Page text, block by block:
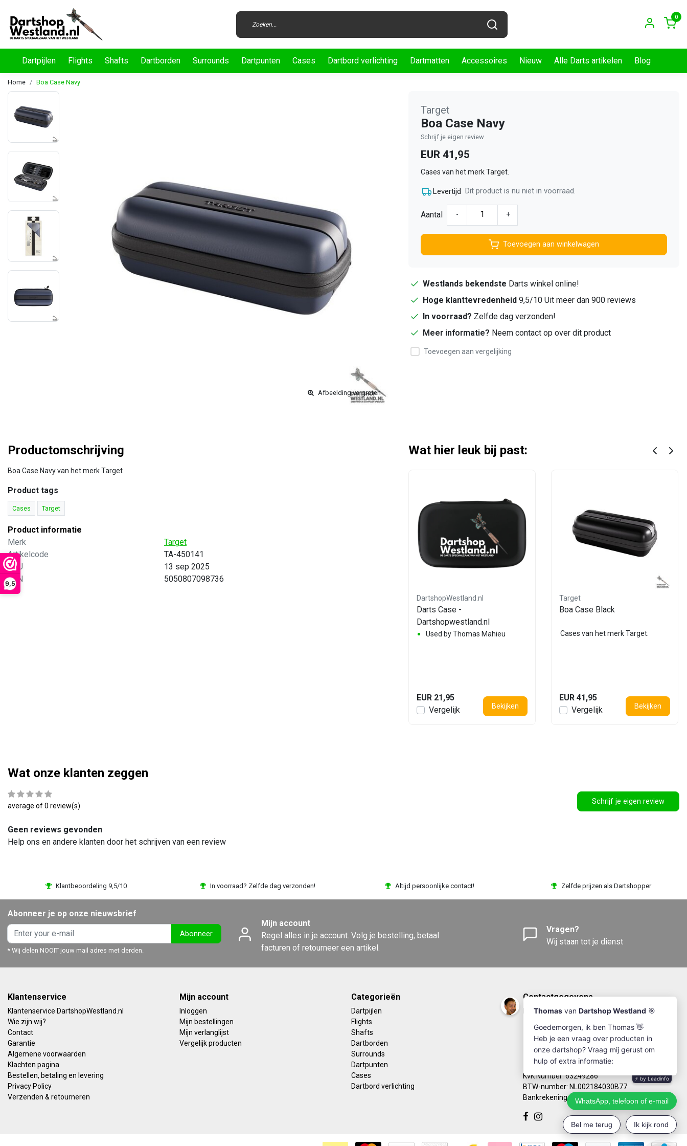
9,5
0
Dartpijlen Flights Shafts Dartborden Surrounds Dartpunten Cases Dartbord verlichting Dartmatten Accessoires Nieuw Alle Darts artikelen Blog
Home Boa Case Navy
Afbeelding vergroten
Target
Boa Case Navy
Schrijf je eigen review
EUR 41,95
Cases van het merk Target.
Levertijd Dit product is nu niet in voorraad.
Aantal - +
Toevoegen aan winkelwagen
Westlands bekendste Darts winkel online!
Hoge klanttevredenheid 9,5/10 Uit meer dan 900 reviews
In voorraad? Zelfde dag verzonden!
Meer informatie? Neem contact op over dit product
Toevoegen aan vergelijking
Productomschrijving
Boa Case Navy van het merk Target
Product tags
Cases Target
Product informatie
Merk
Target
Artikelcode
TA-450141
SKU
13 sep 2025
EAN
5050807098736
Wat hier leuk bij past:
DartshopWestland.nl
Darts Case -
Dartshopwestland.nl
Used by Thomas Mahieu
EUR 21,95
Vergelijk
Bekijken
Target
Boa Case Black
Cases van het merk Target.
EUR 41,95
Vergelijk
Bekijken
Wat onze klanten zeggen
average of 0 review(s) Schrijf je eigen review
Geen reviews gevonden
Help ons en andere klanten door het schrijven van een review
Klantbeoordeling 9,5/10 In voorraad? Zelfde dag verzonden! Altijd persoonlijke contact! Zelfde prijzen als Dartshopper
Abonneer je op onze nieuwsbrief
Abonneer
* Wij delen NOOIT jouw mail adres met derden.
Mijn account
Regel alles in je account. Volg je bestelling, betaal
facturen of retourneer een artikel.
Vragen?
Wij staan tot je dienst
Klantenservice
Klantenservice DartshopWestland.nl
Wie zijn wij?
Contact
Garantie
Algemene voorwaarden
Klachten pagina
Bestellen, betaling en levering
Privacy Policy
Verzenden & retourneren
Mijn account
Inloggen
Mijn bestellingen
Mijn verlanglijst
Vergelijk producten
Categorieën
Dartpijlen
Flights
Shafts
Dartborden
Surrounds
Dartpunten
Cases
Dartbord verlichting
Contactgegevens
DartshopWestland.nl
info@dartshopwestland.nl
Kleine Woerdlaan 19
2671 CA - Naaldwijk
KvK Number: 63249286
BTW-number: NL002184030B77
Bankrekening: NL67RABO0125923279